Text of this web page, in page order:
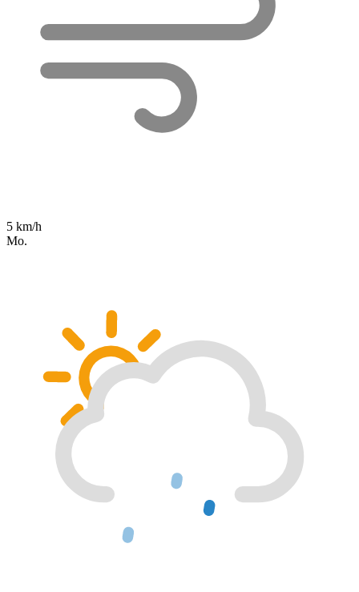
5 km/h
Mo.